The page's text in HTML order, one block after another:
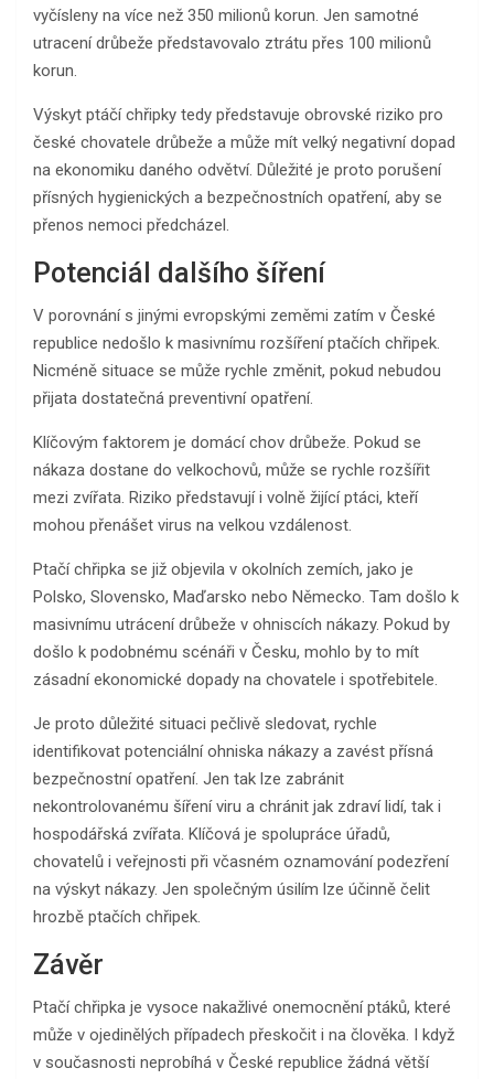
vyčísleny na více než 350 milionů korun. Jen samotné
utracení drůbeže představovalo ztrátu přes 100 milionů
korun.
Výskyt ptáčí chřipky tedy představuje obrovské riziko pro
české chovatele drůbeže a může mít velký negativní dopad
na ekonomiku daného odvětví. Důležité je proto porušení
přísných hygienických a bezpečnostních opatření, aby se
přenos nemoci předcházel.
Potenciál dalšího šíření
V porovnání s jinými evropskými zeměmi zatím v České
republice nedošlo k masivnímu rozšíření ptačích chřipek.
Nicméně situace se může rychle změnit, pokud nebudou
přijata dostatečná preventivní opatření.
Klíčovým faktorem je domácí chov drůbeže. Pokud se
nákaza dostane do velkochovů, může se rychle rozšířit
mezi zvířata. Riziko představují i ​​volně žijící ptáci, kteří
mohou přenášet virus na velkou vzdálenost.
Ptačí chřipka se již objevila v okolních zemích, jako je
Polsko, Slovensko, Maďarsko nebo Německo. Tam došlo k
masivnímu utrácení drůbeže v ohniscích nákazy. Pokud by
došlo k podobnému scénáři v Česku, mohlo by to mít
zásadní ekonomické dopady na chovatele i spotřebitele.
Je proto důležité situaci pečlivě sledovat, rychle
identifikovat potenciální ohniska nákazy a zavést přísná
bezpečnostní opatření. Jen tak lze zabránit
nekontrolovanému šíření viru a chránit jak zdraví lidí, tak i
hospodářská zvířata. Klíčová je spolupráce úřadů,
chovatelů i veřejnosti při včasném oznamování podezření
na výskyt nákazy. Jen společným úsilím lze účinně čelit
hrozbě ptačích chřipek.
Závěr
Ptačí chřipka je vysoce nakažlivé onemocnění ptáků, které
může v ojedinělých případech přeskočit i na člověka. I když
v současnosti neprobíhá v České republice žádná větší